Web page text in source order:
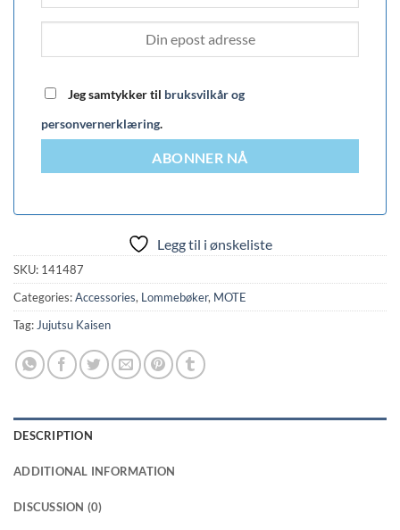
Jeg samtykker til bruksvilkår og
personvernerklæring.
ABONNER NÅ
Legg til i ønskeliste
SKU: 141487
Categories:Accessories, Lommebøker, MOTE
Tag: Jujutsu Kaisen
DESCRIPTION
ADDITIONAL INFORMATION
DISCUSSION (0)